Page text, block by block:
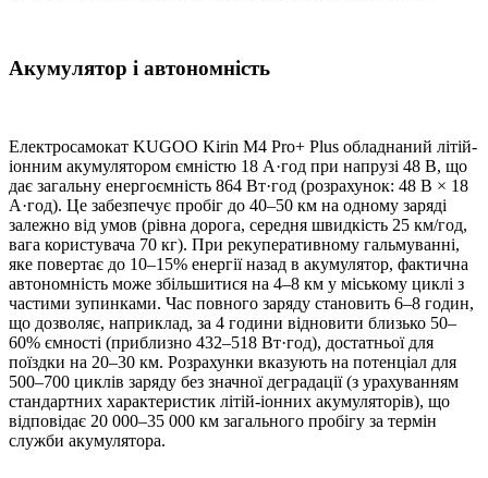
Акумулятор і автономність
Електросамокат KUGOO Kirin M4 Pro+ Plus обладнаний літій-
іонним акумулятором ємністю 18 А·год при напрузі 48 В, що
дає загальну енергоємність 864 Вт·год (розрахунок: 48 В × 18
А·год). Це забезпечує пробіг до 40–50 км на одному заряді
залежно від умов (рівна дорога, середня швидкість 25 км/год,
вага користувача 70 кг). При рекуперативному гальмуванні,
яке повертає до 10–15% енергії назад в акумулятор, фактична
автономність може збільшитися на 4–8 км у міському циклі з
частими зупинками. Час повного заряду становить 6–8 годин,
що дозволяє, наприклад, за 4 години відновити близько 50–
60% ємності (приблизно 432–518 Вт·год), достатньої для
поїздки на 20–30 км. Розрахунки вказують на потенціал для
500–700 циклів заряду без значної деградації (з урахуванням
стандартних характеристик літій-іонних акумуляторів), що
відповідає 20 000–35 000 км загального пробігу за термін
служби акумулятора.